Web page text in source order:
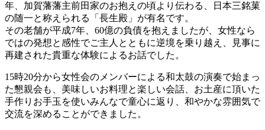
年、加賀藩藩主前田家のお抱えの頃より伝わる、日本三銘菓
の随一と称えられる「長生殿」が有名です。
その老舗が平成7年、60億の負債を抱えましたが、女性なら
ではの発想と感性でご主人とともに逆境を乗り越え、見事に
再建された貴重な体験によるお話でした。
15時20分から女性会のメンバーによる和太鼓の演奏で始まっ
た懇親会も、美味しいお料理と楽しい会話、お土産に頂いた
手作りお手玉を使いみんなで童心に返り、和やかな雰囲気で
交流を深めることができました。